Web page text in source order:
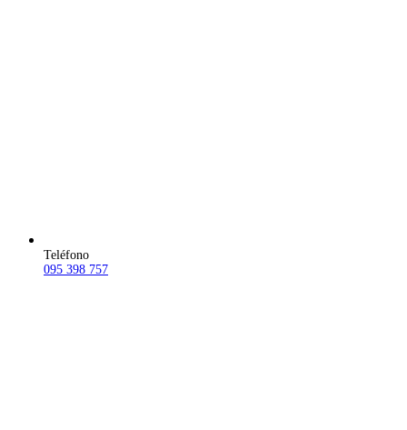
Teléfono
095 398 757